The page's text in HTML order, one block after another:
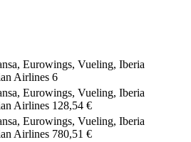
Eurowings, Vueling, Iberia
Airlines 6
Eurowings, Vueling, Iberia
Airlines 128,54 €
Eurowings, Vueling, Iberia
Airlines 780,51 €